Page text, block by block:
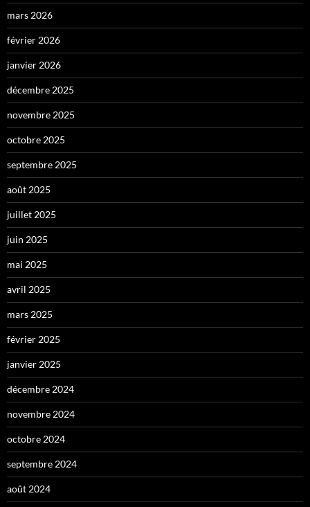
mars 2026
février 2026
janvier 2026
décembre 2025
novembre 2025
octobre 2025
septembre 2025
août 2025
juillet 2025
juin 2025
mai 2025
avril 2025
mars 2025
février 2025
janvier 2025
décembre 2024
novembre 2024
octobre 2024
septembre 2024
août 2024